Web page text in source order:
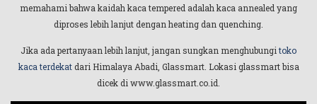
memahami bahwa kaidah kaca tempered adalah kaca annealed yang
diproses lebih lanjut dengan heating dan quenching.
Jika ada pertanyaan lebih lanjut, jangan sungkan menghubungitoko
kaca terdekatdari Himalaya Abadi, Glassmart. Lokasi glassmart bisa
dicek di www.glassmart.co.id.